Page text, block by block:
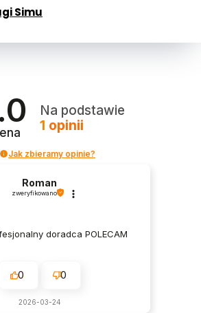
Simu
Na podstawie
1 opinii
Jak zbieramy opinie?
Roman
zweryfikowano
doradca POLECAM
0 0
2026-03-24